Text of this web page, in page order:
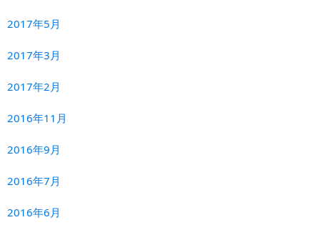
2017年5月
2017年3月
2017年2月
2016年11月
2016年9月
2016年7月
2016年6月